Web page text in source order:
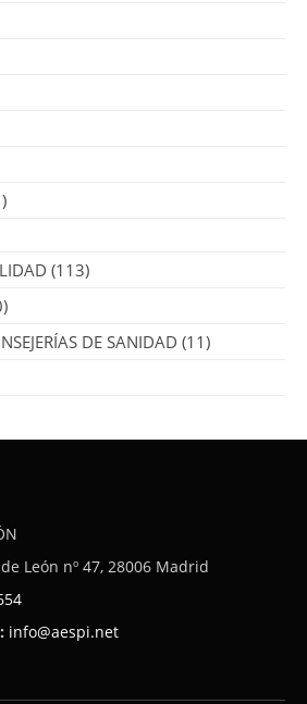
(113)
DE SANIDAD (11)
León nº 47, 28006 Madrid
info@aespi.net